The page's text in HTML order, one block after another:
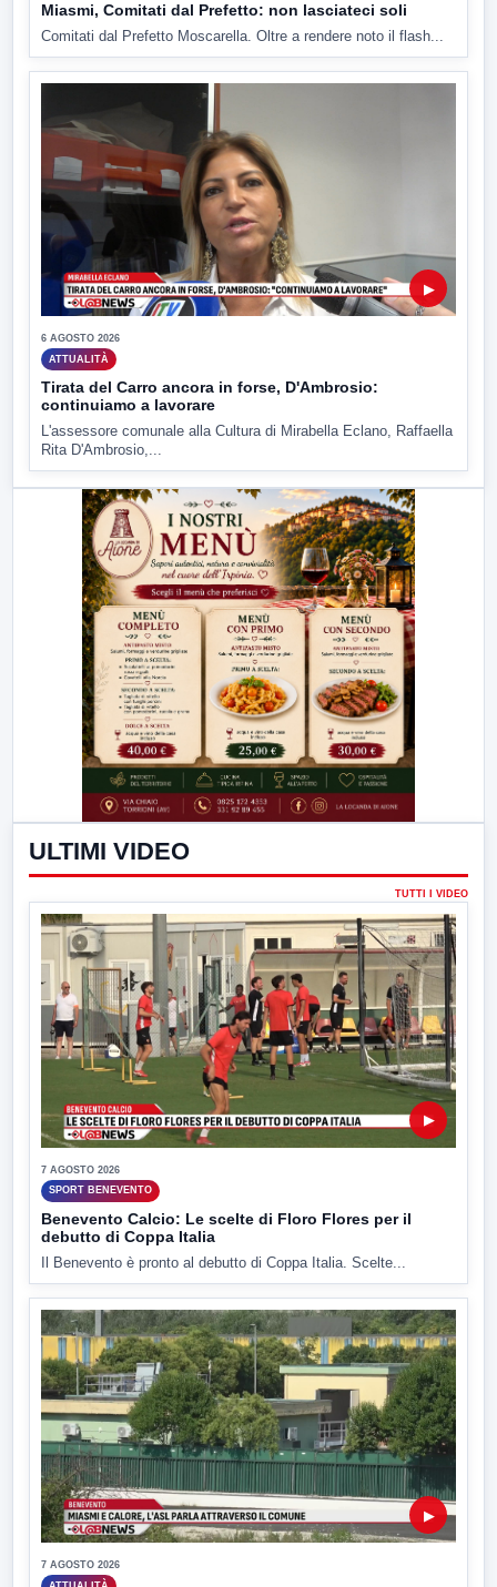
Miasmi, Comitati dal Prefetto: non lasciateci soli
Comitati dal Prefetto Moscarella. Oltre a rendere noto il flash...
▶
6 AGOSTO 2026
ATTUALITÀ
Tirata del Carro ancora in forse, D'Ambrosio:
continuiamo a lavorare
L'assessore comunale alla Cultura di Mirabella Eclano, Raffaella
Rita D'Ambrosio,...
ULTIMI VIDEO
TUTTI I VIDEO
▶
7 AGOSTO 2026
SPORT BENEVENTO
Benevento Calcio: Le scelte di Floro Flores per il
debutto di Coppa Italia
Il Benevento è pronto al debutto di Coppa Italia. Scelte...
▶
7 AGOSTO 2026